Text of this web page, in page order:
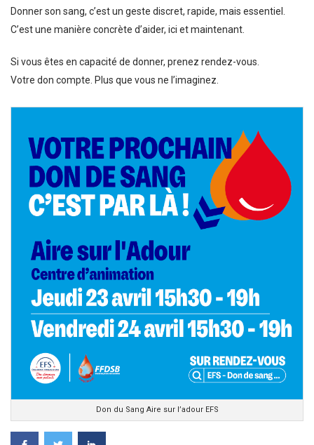
Donner son sang, c’est un geste discret, rapide, mais essentiel.
C’est une manière concrète d’aider, ici et maintenant.
Si vous êtes en capacité de donner, prenez rendez-vous.
Votre don compte. Plus que vous ne l’imaginez.
Don du Sang Aire sur l’adour EFS